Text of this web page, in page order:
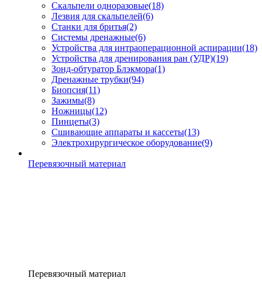
Скальпели одноразовые(18)
Лезвия для скальпелей(6)
Станки для бритья(2)
Системы дренажные(6)
Устройства для интраоперационной аспирации(18)
Устройства для дренирования ран (УДР)(19)
Зонд-обтуратор Блэкмора(1)
Дренажные трубки(94)
Биопсия(11)
Зажимы(8)
Ножницы(12)
Пинцеты(3)
Сшивающие аппараты и кассеты(13)
Электрохирургическое оборудование(9)
Перевязочный материал
Перевязочный материал